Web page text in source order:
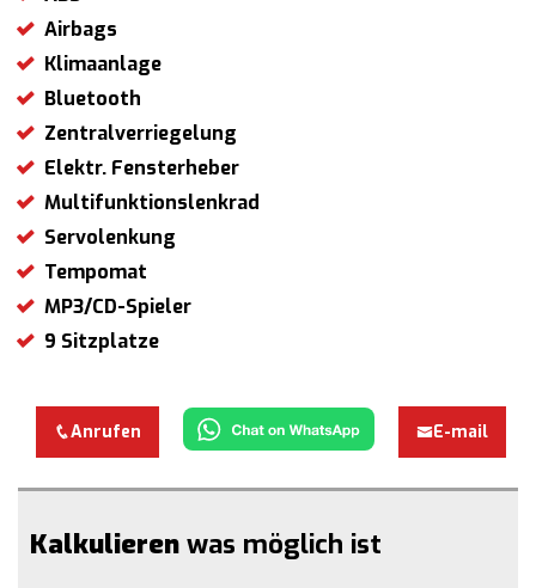
Airbags
Klimaanlage
Bluetooth
Zentralverriegelung
Elektr. Fensterheber
Multifunktionslenkrad
Servolenkung
Tempomat
MP3/CD-Spieler
9 Sitzplatze
Anrufen E-mail
Kalkulieren was möglich ist